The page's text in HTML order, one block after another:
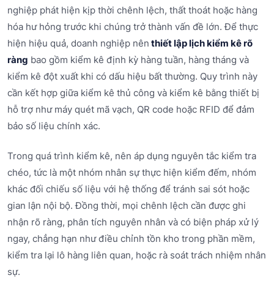
nghiệp phát hiện kịp thời chênh lệch, thất thoát hoặc hàng
hóa hư hỏng trước khi chúng trở thành vấn đề lớn. Để thực
hiện hiệu quả, doanh nghiệp nên thiết lập lịch kiểm kê rõ
ràng bao gồm kiểm kê định kỳ hàng tuần, hàng tháng và
kiểm kê đột xuất khi có dấu hiệu bất thường. Quy trình này
cần kết hợp giữa kiểm kê thủ công và kiểm kê bằng thiết bị
hỗ trợ như máy quét mã vạch, QR code hoặc RFID để đảm
bảo số liệu chính xác.
Trong quá trình kiểm kê, nên áp dụng nguyên tắc kiểm tra
chéo, tức là một nhóm nhân sự thực hiện kiểm đếm, nhóm
khác đối chiếu số liệu với hệ thống để tránh sai sót hoặc
gian lận nội bộ. Đồng thời, mọi chênh lệch cần được ghi
nhận rõ ràng, phân tích nguyên nhân và có biện pháp xử lý
ngay, chẳng hạn như điều chỉnh tồn kho trong phần mềm,
kiểm tra lại lô hàng liên quan, hoặc rà soát trách nhiệm nhân
sự.